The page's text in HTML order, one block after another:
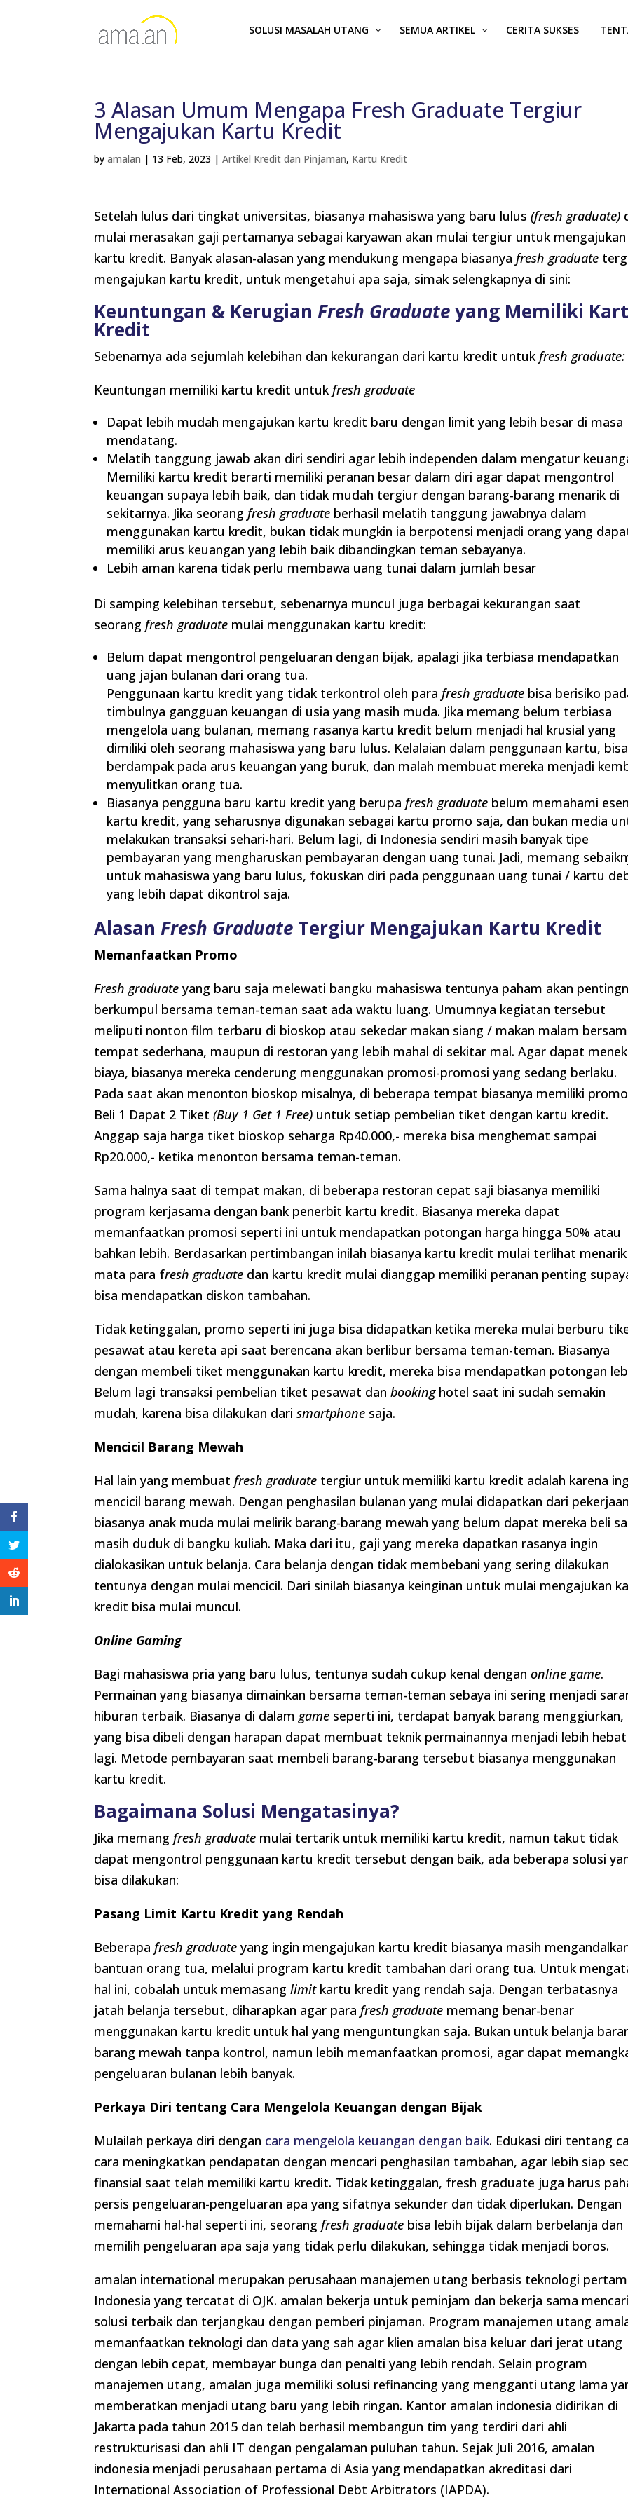
SOLUSI MASALAH UTANG SEMUA ARTIKEL CERITA SUKSES
3 Alasan Umum Mengapa Fresh Graduate Tergiur
Mengajukan Kartu Kredit
byamalan | 13 Feb, 2023 |Artikel Kredit dan Pinjaman, Kartu Kredit
Setelah lulus dari tingkat universitas, biasanya mahasiswa yang baru lulus(fresh graduate)
mulai merasakan gaji pertamanya sebagai karyawan akan mulai tergiur untuk mengajukan
kartu kredit. Banyak alasan-alasan yang mendukung mengapa biasanyafresh graduate
mengajukan kartu kredit, untuk mengetahui apa saja, simak selengkapnya di sini:
Keuntungan & KerugianFresh Graduateyang Memiliki
Kredit
Sebenarnya ada sejumlah kelebihan dan kekurangan dari kartu kredit untukfresh graduate:
Keuntungan memiliki kartu kredit untukfresh graduate
Dapat lebih mudah mengajukan kartu kredit baru dengan limit yang lebih besar di masa
mendatang.
Melatih tanggung jawab akan diri sendiri agar lebih independen dalam mengatur
Memiliki kartu kredit berarti memiliki peranan besar dalam diri agar dapat mengontrol
keuangan supaya lebih baik, dan tidak mudah tergiur dengan barang-barang menarik di
sekitarnya. Jika seorangfresh graduate berhasil melatih tanggung jawabnya dalam
menggunakan kartu kredit, bukan tidak mungkin ia berpotensi menjadi orang yang
memiliki arus keuangan yang lebih baik dibandingkan teman sebayanya.
Lebih aman karena tidak perlu membawa uang tunai dalam jumlah besar
Di samping kelebihan tersebut, sebenarnya muncul juga berbagai kekurangan saat
seorang fresh graduate mulai menggunakan kartu kredit:
Belum dapat mengontrol pengeluaran dengan bijak, apalagi jika terbiasa mendapatkan
uang jajan bulanan dari orang tua.
Penggunaan kartu kredit yang tidak terkontrol oleh parafresh graduate bisa berisiko
timbulnya gangguan keuangan di usia yang masih muda. Jika memang belum terbiasa
mengelola uang bulanan, memang rasanya kartu kredit belum menjadi hal krusial yang
dimiliki oleh seorang mahasiswa yang baru lulus. Kelalaian dalam penggunaan kartu, bisa
berdampak pada arus keuangan yang buruk, dan malah membuat mereka menjadi
menyulitkan orang tua.
Biasanya pengguna baru kartu kredit yang berupafresh graduate belum memahami
kartu kredit, yang seharusnya digunakan sebagai kartu promo saja, dan bukan media
melakukan transaksi sehari-hari. Belum lagi, di Indonesia sendiri masih banyak tipe
pembayaran yang mengharuskan pembayaran dengan uang tunai. Jadi, memang
untuk mahasiswa yang baru lulus, fokuskan diri pada penggunaan uang tunai / kartu
yang lebih dapat dikontrol saja.
AlasanFresh Graduate Tergiur Mengajukan Kartu Kredit
Memanfaatkan Promo
Fresh graduate yang baru saja melewati bangku mahasiswa tentunya paham akan
berkumpul bersama teman-teman saat ada waktu luang. Umumnya kegiatan tersebut
meliputi nonton film terbaru di bioskop atau sekedar makan siang / makan malam
tempat sederhana, maupun di restoran yang lebih mahal di sekitar mal. Agar dapat
biaya, biasanya mereka cenderung menggunakan promosi-promosi yang sedang berlaku.
Pada saat akan menonton bioskop misalnya, di beberapa tempat biasanya memiliki promo
Beli 1 Dapat 2 Tiket(Buy 1 Get 1 Free) untuk setiap pembelian tiket dengan kartu kredit.
Anggap saja harga tiket bioskop seharga Rp40.000,- mereka bisa menghemat sampai
Rp20.000,- ketika menonton bersama teman-teman.
Sama halnya saat di tempat makan, di beberapa restoran cepat saji biasanya memiliki
program kerjasama dengan bank penerbit kartu kredit. Biasanya mereka dapat
memanfaatkan promosi seperti ini untuk mendapatkan potongan harga hingga 50% atau
bahkan lebih. Berdasarkan pertimbangan inilah biasanya kartu kredit mulai terlihat
mata para fresh graduate dan kartu kredit mulai dianggap memiliki peranan penting
bisa mendapatkan diskon tambahan.
Tidak ketinggalan, promo seperti ini juga bisa didapatkan ketika mereka mulai berburu
pesawat atau kereta api saat berencana akan berlibur bersama teman-teman. Biasanya
dengan membeli tiket menggunakan kartu kredit, mereka bisa mendapatkan potongan
Belum lagi transaksi pembelian tiket pesawat danbookinghotel saat ini sudah semakin
mudah, karena bisa dilakukan darismartphone saja.
Mencicil Barang Mewah
Hal lain yang membuatfresh graduate tergiur untuk memiliki kartu kredit adalah karena
mencicil barang mewah. Dengan penghasilan bulanan yang mulai didapatkan dari
biasanya anak muda mulai melirik barang-barang mewah yang belum dapat mereka beli
masih duduk di bangku kuliah. Maka dari itu, gaji yang mereka dapatkan rasanya ingin
dialokasikan untuk belanja. Cara belanja dengan tidak membebani yang sering dilakukan
tentunya dengan mulai mencicil. Dari sinilah biasanya keinginan untuk mulai mengajukan
kredit bisa mulai muncul.
Online Gaming
Bagi mahasiswa pria yang baru lulus, tentunya sudah cukup kenal denganonline game.
Permainan yang biasanya dimainkan bersama teman-teman sebaya ini sering menjadi
hiburan terbaik. Biasanya di dalamgame seperti ini, terdapat banyak barang menggiurkan,
yang bisa dibeli dengan harapan dapat membuat teknik permainannya menjadi lebih hebat
lagi. Metode pembayaran saat membeli barang-barang tersebut biasanya menggunakan
kartu kredit.
Bagaimana Solusi Mengatasinya?
Jika memangfresh graduate mulai tertarik untuk memiliki kartu kredit, namun takut tidak
dapat mengontrol penggunaan kartu kredit tersebut dengan baik, ada beberapa solusi
bisa dilakukan:
Pasang Limit Kartu Kredit yang Rendah
Beberapa fresh graduate yang ingin mengajukan kartu kredit biasanya masih
bantuan orang tua, melalui program kartu kredit tambahan dari orang tua. Untuk
hal ini, cobalah untuk memasanglimitkartu kredit yang rendah saja. Dengan terbatasnya
jatah belanja tersebut, diharapkan agar parafresh graduate memang benar-benar
menggunakan kartu kredit untuk hal yang menguntungkan saja. Bukan untuk belanja
barang mewah tanpa kontrol, namun lebih memanfaatkan promosi, agar dapat
pengeluaran bulanan lebih banyak.
Perkaya Diri tentang Cara Mengelola Keuangan dengan Bijak
Mulailah perkaya diri dengan cara mengelola keuangan dengan baik. Edukasi diri tentang
cara meningkatkan pendapatan dengan mencari penghasilan tambahan, agar lebih siap
finansial saat telah memiliki kartu kredit. Tidak ketinggalan, fresh graduate juga harus
persis pengeluaran-pengeluaran apa yang sifatnya sekunder dan tidak diperlukan. Dengan
memahami hal-hal seperti ini, seorang fresh graduate bisa lebih bijak dalam berbelanja dan
memilih pengeluaran apa saja yang tidak perlu dilakukan, sehingga tidak menjadi boros.
amalan international merupakan perusahaan manajemen utang berbasis teknologi
Indonesia yang tercatat di OJK. amalan bekerja untuk peminjam dan bekerja sama mencari
solusi terbaik dan terjangkau dengan pemberi pinjaman. Program manajemen utang
memanfaatkan teknologi dan data yang sah agar klien amalan bisa keluar dari jerat utang
dengan lebih cepat, membayar bunga dan penalti yang lebih rendah. Selain program
manajemen utang, amalan juga memiliki solusi refinancing yang mengganti utang lama
memberatkan menjadi utang baru yang lebih ringan. Kantor amalan indonesia didirikan di
Jakarta pada tahun 2015 dan telah berhasil membangun tim yang terdiri dari ahli
restrukturisasi dan ahli IT dengan pengalaman puluhan tahun. Sejak Juli 2016, amalan
indonesia menjadi perusahaan pertama di Asia yang mendapatkan akreditasi dari
International Association of Professional Debt Arbitrators (IAPDA).